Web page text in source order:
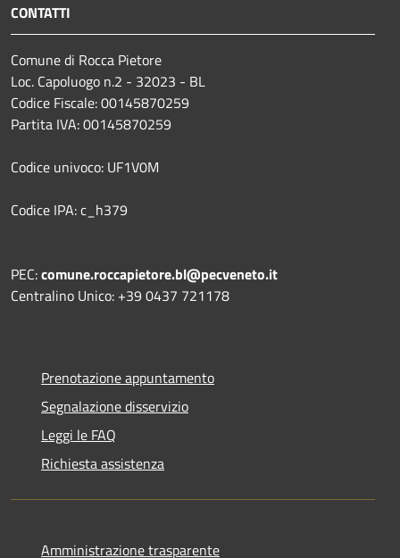
CONTATTI
Comune di Rocca Pietore
Loc. Capoluogo n.2 - 32023 - BL
Codice Fiscale: 00145870259
Partita IVA: 00145870259
Codice univoco: UF1V0M
Codice IPA: c_h379
PEC:comune.roccapietore.bl@pecveneto.it
Centralino Unico: +39 0437 721178
Prenotazione appuntamento
Segnalazione disservizio
Leggi le FAQ
Richiesta assistenza
Amministrazione trasparente